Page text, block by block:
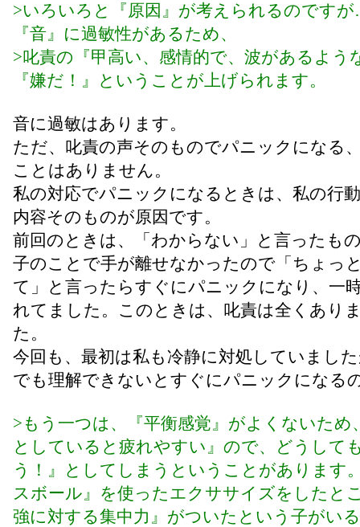
>いろいろと『原因』が考えられるのです
『音』に過敏性があるため、
>叱責の『甲高い、感情的で、波があるよう
『嫌だ！』ということが上げられます。
音に過敏はあります。
ただ、叱責の声そのものでパニックになる
ことはありません。
私の対応でパニックになるときは、私の行
内容そのものが原因です。
前回のときは、「わからない」と言ったも
子のことで手が離せなかったので「ちょっ
て」と言ったらすぐにパニックになり、一
れてました。このときは、叱責は全くあり
た。
今回も、最初は私も冷静に対処していまし
でも理解できないとすぐにパニックになる
>もう一つは、『平衡感覚』がよくないため
としていると疲れやすい』ので、どうして
う！』としてしまうということがあります
スボール』を使ったエクササイズをしたと
強に対する集中力』がついたという子がい